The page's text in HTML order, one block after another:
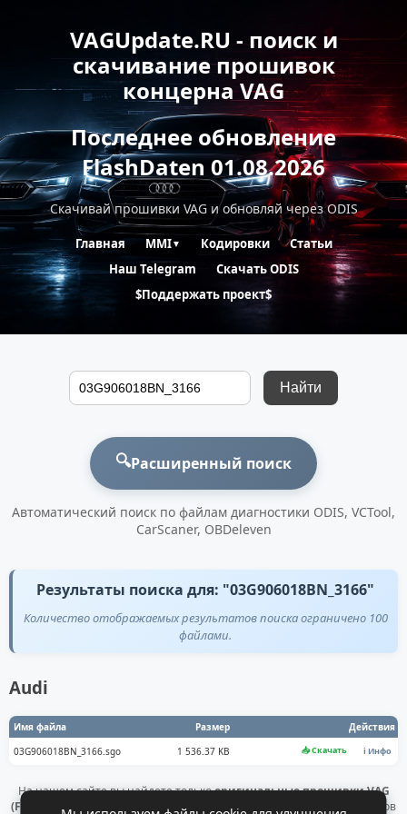
VAGUpdate.RU - поиск и
скачивание прошивок
концерна VAG
Последнее обновление
FlashDaten 01.08.2026
Скачивай прошивки VAG и обновляй через ODIS
Главная MMI▼ Кодировки
Статьи
Наш Telegram
Скачать ODIS
$Поддержать проект$
Найти
🔍Расширенный поиск
Автоматический поиск по файлам диагностики ODIS, VCTool,
CarScaner, OBDeleven
Результаты поиска для: "03G906018BN_3166"
Количество отображаемых результатов поиска ограничено 100
файлами.
Audi
Имя файла Размер
Действия
03G906018BN_3166.sgo
1 536.37 KB 📥 Скачать ℹ️ Инфо
На нашем сайте вы найдете толькооригинальные прошивки VAG
(Flashdaten)
. Все файлы получены напрямую с официальных серверов